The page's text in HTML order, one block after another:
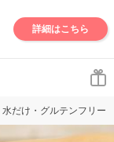
詳細はこちら
水だけ・グルテンフリー